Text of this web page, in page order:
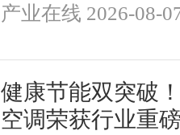
产业在线 2026-08-
健康节能双突破
空调荣获行业重